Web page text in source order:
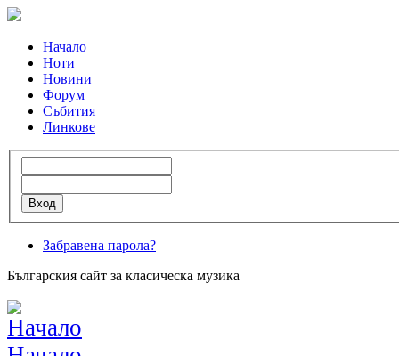
Начало
Ноти
Новини
Форум
Събития
Линкове
Забравена парола?
Българския сайт за класическа музика